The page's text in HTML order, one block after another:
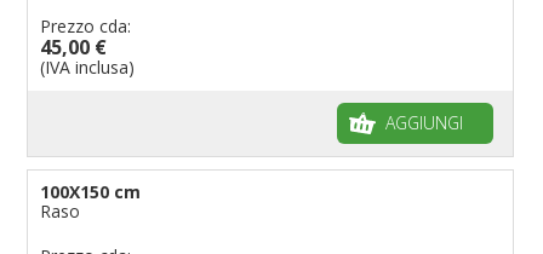
Prezzo cda:
45,00 €
(IVA inclusa)
AGGIUNGI
100X150 cm
Raso